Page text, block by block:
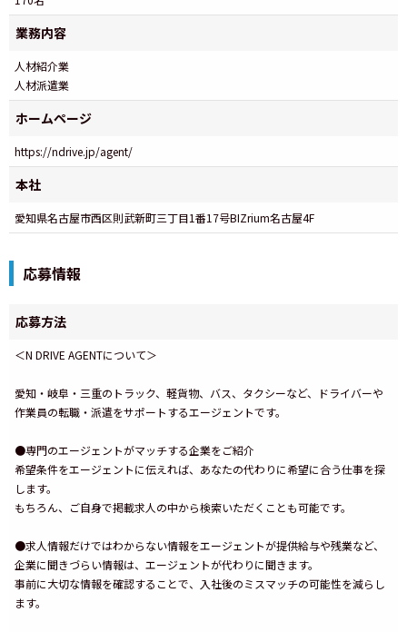
業務内容
人材紹介業
人材派遣業
ホームページ
https://ndrive.jp/agent/
本社
愛知県名古屋市西区則武新町三丁目1番17号BIZrium名古屋4F
応募情報
応募方法
＜N DRIVE AGENTについて＞
愛知・岐阜・三重のトラック、軽貨物、バス、タクシーなど、ドライバーや
作業員の転職・派遣をサポートするエージェントです。
●専門のエージェントがマッチする企業をご紹介
希望条件をエージェントに伝えれば、あなたの代わりに希望に合う仕事を探
します。
もちろん、ご自身で掲載求人の中から検索いただくことも可能です。
●求人情報だけではわからない情報をエージェントが提供給与や残業など、
企業に聞きづらい情報は、エージェントが代わりに聞きます。
事前に大切な情報を確認することで、入社後のミスマッチの可能性を減らし
ます。